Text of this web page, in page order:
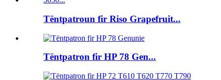
Tëntpatroun fir Riso Grapefruit...
Tëntpatron fir HP 78 Gen...